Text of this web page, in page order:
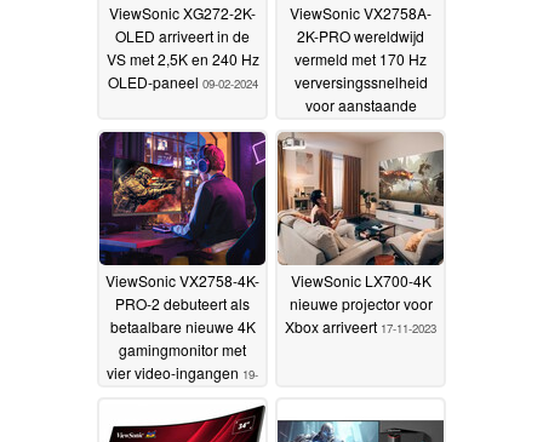
ViewSonic XG272-2K-
OLED arriveert in de
VS met 2,5K en 240 Hz
OLED-paneel 09-02-2024
ViewSonic VX2758A-
2K-PRO wereldwijd
vermeld met 170 Hz
verversingssnelheid
voor aanstaande
release01-02-2024
ViewSonic VX2758-4K-
PRO-2 debuteert als
betaalbare nieuwe 4K
gamingmonitor met
vier video-ingangen 19-
ViewSonic LX700-4K
nieuwe projector voor
Xbox arriveert 17-11-2023